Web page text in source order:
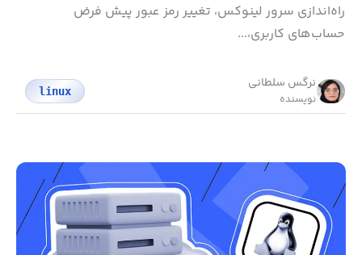
راه‌اندازی سرور لینوکس، تغییر رمز عبور پیش‌ فرض
حساب‌های کاربری،...
نرگس سلطانی
نویسنده
linux